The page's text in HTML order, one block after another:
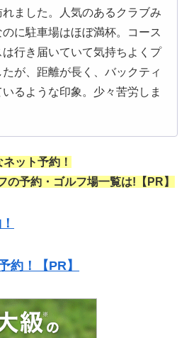
ました。人気のあるクラブみ
に駐車場はほぼ満杯。コース
は行き届いていて気持ちよくプ
が、距離が長く、バックティ
るような印象。少々苦労しま
ット予約！
の予約・ゴルフ場一覧は!【PR】
約！【PR】